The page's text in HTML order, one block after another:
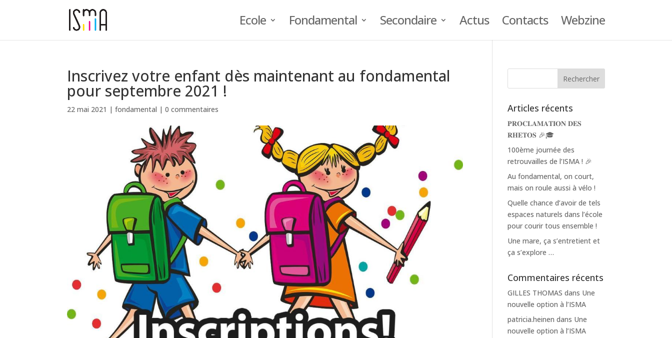
Ecole Fondamental Secondaire Actus Contacts Webzine
Inscrivez votre enfant dès maintenant au fondamental
pour septembre 2021 !
22 mai 2021 |fondamental |0 commentaires Articles récents
𝐏𝐑𝐎𝐂𝐋𝐀𝐌𝐀𝐓𝐈𝐎𝐍 𝐃𝐄𝐒
𝐑𝐇𝐄𝐓𝐎𝐒 🎉🎓
100ème journée des
retrouvailles de l’ISMA ! 🎉
Au fondamental, on court,
mais on roule aussi à vélo !
Quelle chance d’avoir de tels
espaces naturels dans l’école
pour courir tous ensemble !
Une mare, ça s’entretient et
ça s’explore …
Commentaires récents
GILLES THOMAS dans Une
nouvelle option à l’ISMA
patricia.heinen dans Une
nouvelle option à l’ISMA